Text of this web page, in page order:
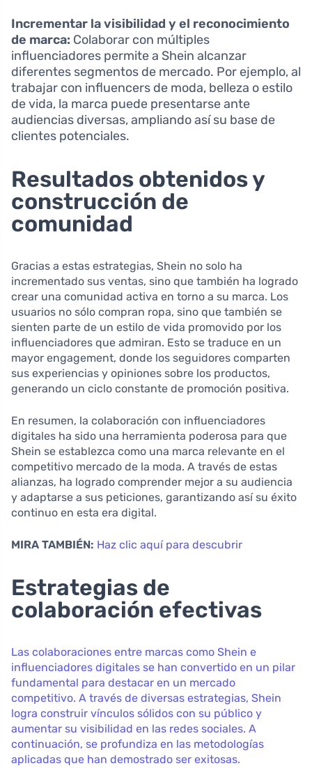
Incrementar la visibilidad y el reconocimiento
de marca: Colaborar con múltiples
influenciadores permite a Shein alcanzar
diferentes segmentos de mercado. Por ejemplo, al
trabajar con influencers de moda, belleza o estilo
de vida, la marca puede presentarse ante
audiencias diversas, ampliando así su base de
clientes potenciales.
Resultados obtenidos y
construcción de
comunidad
Gracias a estas estrategias, Shein no solo ha
incrementado sus ventas, sino que también ha logrado
crear una comunidad activa en torno a su marca. Los
usuarios no sólo compran ropa, sino que también se
sienten parte de un estilo de vida promovido por los
influenciadores que admiran. Esto se traduce en un
mayor engagement, donde los seguidores comparten
sus experiencias y opiniones sobre los productos,
generando un ciclo constante de promoción positiva.
En resumen, la colaboración con influenciadores
digitales ha sido una herramienta poderosa para que
Shein se establezca como una marca relevante en el
competitivo mercado de la moda. A través de estas
alianzas, ha logrado comprender mejor a su audiencia
y adaptarse a sus peticiones, garantizando así su éxito
continuo en esta era digital.
MIRA TAMBIÉN: Haz clic aquí para descubrir
Estrategias de
colaboración efectivas
Las colaboraciones entre marcas como Shein e
influenciadores digitales se han convertido en un pilar
fundamental para destacar en un mercado
competitivo. A través de diversas estrategias, Shein
logra construir vínculos sólidos con su público y
aumentar su visibilidad en las redes sociales. A
continuación, se profundiza en las metodologías
aplicadas que han demostrado ser exitosas.